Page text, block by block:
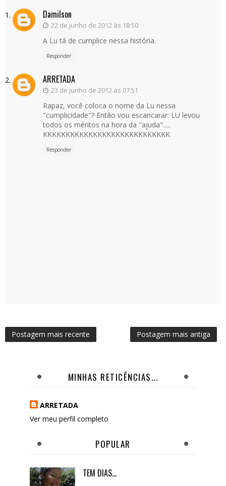
Damilson
22 de junho de 2012 às 18:50
A Lu tá de cumplice nessa história.
Responder
ARRETADA
23 de junho de 2012 às 07:51
Rapaz, você coloca o nome da Lu nessa
"cumplicidade"? Então vou escancarar: LU levou
todos os méritos na hora da "ajuda".....
KKKKKKKKKKKKKKKKKKKKKKKKKKKK
Responder
Postagem mais recente Postagem mais antiga
MINHAS RETICÊNCIAS...
ARRETADA
Ver meu perfil completo
POPULAR
TEM DIAS...